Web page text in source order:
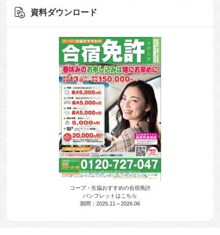
資料ダウンロード
コープ・生協おすすめの合宿免許
パンフレットはこちら
期間：2025.11～2026.06